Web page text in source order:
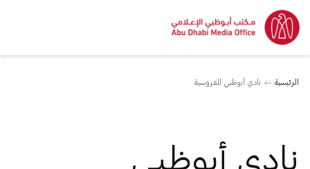
الرئيسية نادي أبوظبي للفروسية
نادي أبوظبي